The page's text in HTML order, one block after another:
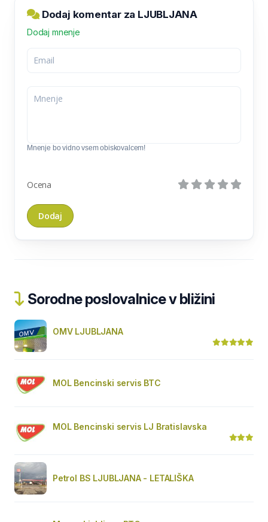
Dodaj komentar za LJUBLJANA
Dodaj mnenje
Mnenje bo vidno vsem obiskovalcem!
Ocena
Sorodne poslovalnice v bližini
OMV LJUBLJANA
MOL Bencinski servis BTC
MOL Bencinski servis LJ Bratislavska
Petrol BS LJUBLJANA - LETALIŠKA